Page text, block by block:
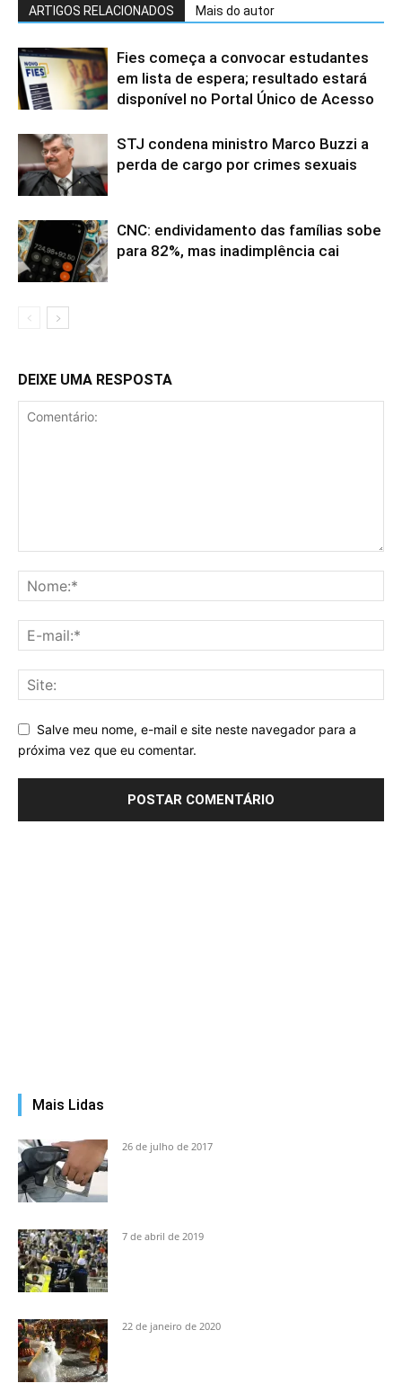
ARTIGOS RELACIONADOS Mais do autor
Fies começa a convocar estudantes
em lista de espera; resultado estará
disponível no Portal Único de Acesso
STJ condena ministro Marco Buzzi a
perda de cargo por crimes sexuais
CNC: endividamento das famílias sobe
para 82%, mas inadimplência cai
DEIXE UMA RESPOSTA
Salve meu nome, e-mail e site neste navegador para a
próxima vez que eu comentar.
Mais Lidas
26 de julho de 2017
7 de abril de 2019
22 de janeiro de 2020